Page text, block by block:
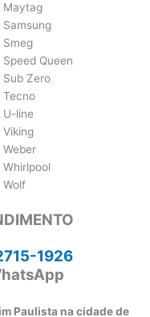
Maytag
Queen
Zero
Tecno
line
Wolf
1926
Paulista na cidade de